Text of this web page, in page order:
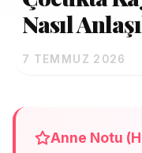
Nasıl
7 TEMMUZ 2026
Anne Notu